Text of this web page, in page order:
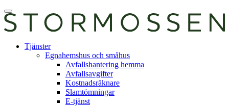
Skip
to
content
Öppna
huvudmeny
tjänst
Tjänster
Egnahemshus och småhus
Avfallshantering hemma
Avfallsavgifter
Kostnadsräknare
Slamtömningar
E-tjänst